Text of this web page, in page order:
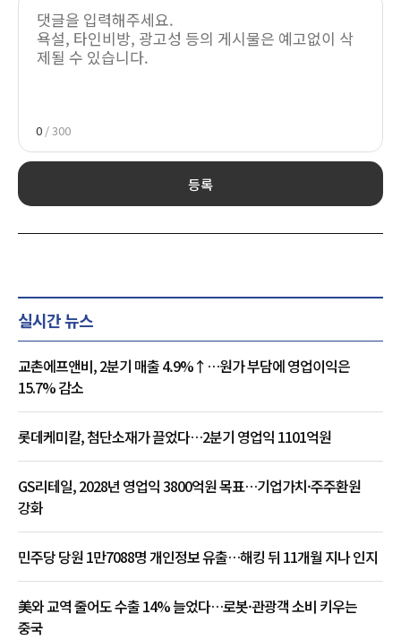
0 / 300
등록
실시간 뉴스
교촌에프앤비, 2분기 매출 4.9%↑…원가 부담에 영업이익은
15.7% 감소
롯데케미칼, 첨단소재가 끌었다…2분기 영업익 1101억원
GS리테일, 2028년 영업익 3800억원 목표…기업가치·주주환원
강화
민주당 당원 1만7088명 개인정보 유출…해킹 뒤 11개월 지나 인지
美와 교역 줄어도 수출 14% 늘었다…로봇·관광객 소비 키우는
중국